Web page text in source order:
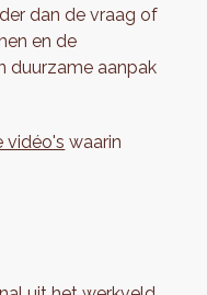
dan de vraag of
en de
duurzame aanpak
vidéo's waarin